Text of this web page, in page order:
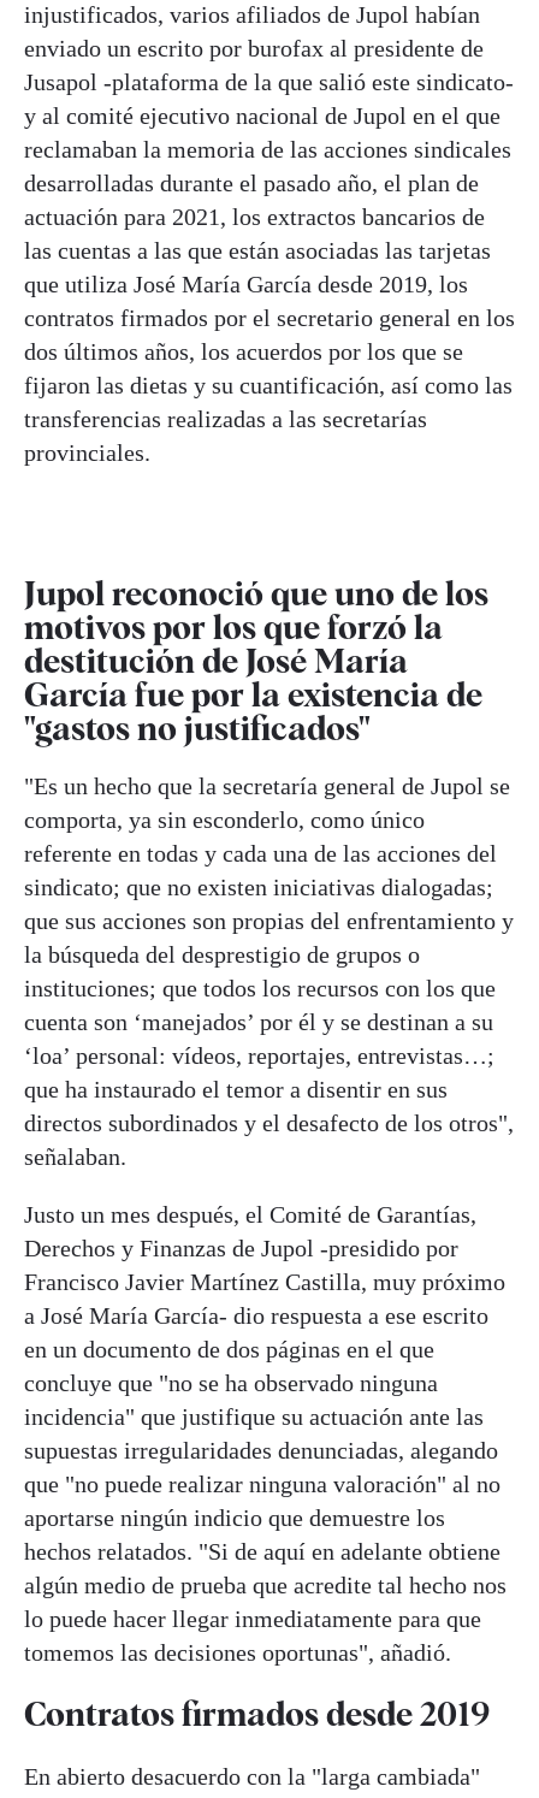
injustificados, varios afiliados de Jupol habían
enviado un escrito por burofax al presidente de
Jusapol -plataforma de la que salió este sindicato-
y al comité ejecutivo nacional de Jupol en el que
reclamaban la memoria de las acciones sindicales
desarrolladas durante el pasado año, el plan de
actuación para 2021, los extractos bancarios de
las cuentas a las que están asociadas las tarjetas
que utiliza José María García desde 2019, los
contratos firmados por el secretario general en los
dos últimos años, los acuerdos por los que se
fijaron las dietas y su cuantificación, así como las
transferencias realizadas a las secretarías
provinciales.
Jupol reconoció que uno de los
motivos por los que forzó la
destitución de José María
García fue por la existencia de
"gastos no justificados"
"Es un hecho que la secretaría general de Jupol se
comporta, ya sin esconderlo, como único
referente en todas y cada una de las acciones del
sindicato; que no existen iniciativas dialogadas;
que sus acciones son propias del enfrentamiento y
la búsqueda del desprestigio de grupos o
instituciones; que todos los recursos con los que
cuenta son ‘manejados’ por él y se destinan a su
‘loa’ personal: vídeos, reportajes, entrevistas…;
que ha instaurado el temor a disentir en sus
directos subordinados y el desafecto de los otros",
señalaban.
Justo un mes después, el Comité de Garantías,
Derechos y Finanzas de Jupol -presidido por
Francisco Javier Martínez Castilla, muy próximo
a José María García- dio respuesta a ese escrito
en un documento de dos páginas en el que
concluye que "no se ha observado ninguna
incidencia" que justifique su actuación ante las
supuestas irregularidades denunciadas, alegando
que "no puede realizar ninguna valoración" al no
aportarse ningún indicio que demuestre los
hechos relatados. "Si de aquí en adelante obtiene
algún medio de prueba que acredite tal hecho nos
lo puede hacer llegar inmediatamente para que
tomemos las decisiones oportunas", añadió.
Contratos firmados desde 2019
En abierto desacuerdo con la "larga cambiada"